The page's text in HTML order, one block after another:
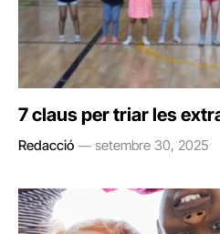
7 claus per triar les
Redacció setembre 30, 2025